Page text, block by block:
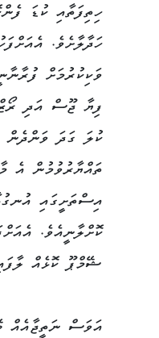
ހިތިފަތާއި ކުޑަ
ހަދާލާށެވެ.
ވަކިކުރުމަށް
ފިޔާ ޖޫސް އަދި
ކުލަ ގަދަ ވަންދެން
ތައްޔާރުވުމުން އެ
އިސްތަށީގައި
ޝޭމްޕޫ ކޮޅެއް
އަވަސް ނަތީޖާއެއް